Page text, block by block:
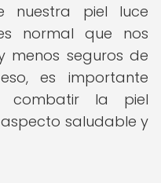
nuestra piel luce
normal que nos
menos seguros de
es importante
combatir la piel
saludable y